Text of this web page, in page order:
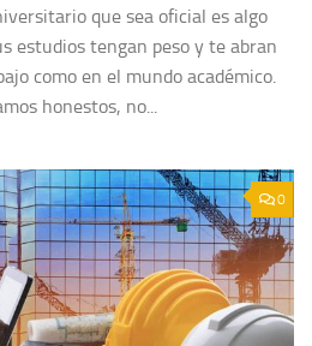
que sea oficial es algo
estudios tengan peso y te abran
como en el mundo académico.
honestos, no...
0